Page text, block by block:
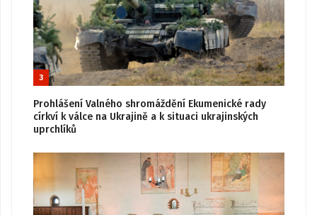
3
Prohlášení Valného shromáždění Ekumenické rady
církví k válce na Ukrajině a k situaci ukrajinských
uprchlíků